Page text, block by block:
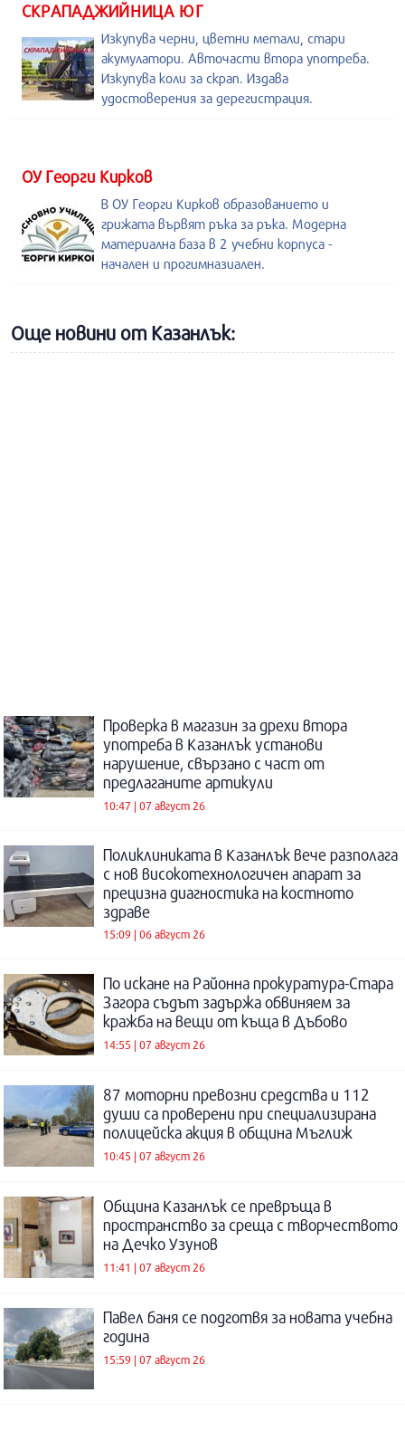
СКРАПАДЖИЙНИЦА ЮГ
Изкупува черни, цветни метали, стари
акумулатори. Авточасти втора употреба.
Изкупува коли за скрап. Издава
удостоверения за дерегистрация.
ОУ Георги Кирков
В ОУ Георги Кирков образованието и
грижата вървят ръка за ръка. Модерна
материална база в 2 учебни корпуса -
начален и прогимназиален.
Още новини от Казанлък:
Проверка в магазин за дрехи втора
употреба в Казанлък установи
нарушение, свързано с част от
предлаганите артикули
10:47 | 07 август 26
Поликлиниката в Казанлък вече разполага
с нов високотехнологичен апарат за
прецизна диагностика на костното
здраве
15:09 | 06 август 26
По искане на Районна прокуратура-Стара
Загора съдът задържа обвиняем за
кражба на вещи от къща в Дъбово
14:55 | 07 август 26
87 моторни превозни средства и 112
души са проверени при специализирана
полицейска акция в община Мъглиж
10:45 | 07 август 26
Община Казанлък се превръща в
пространство за среща с творчеството
на Дечко Узунов
11:41 | 07 август 26
Павел баня се подготвя за новата учебна
година
15:59 | 07 август 26